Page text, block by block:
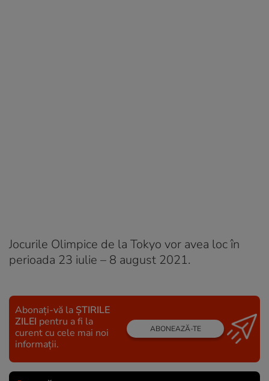
Jocurile Olimpice de la Tokyo vor avea loc în
perioada 23 iulie – 8 august 2021.
Abonați-vă la ȘTIRILE
ZILEI pentru a fi la
curent cu cele mai noi
informații.
ABONEAZĂ-TE